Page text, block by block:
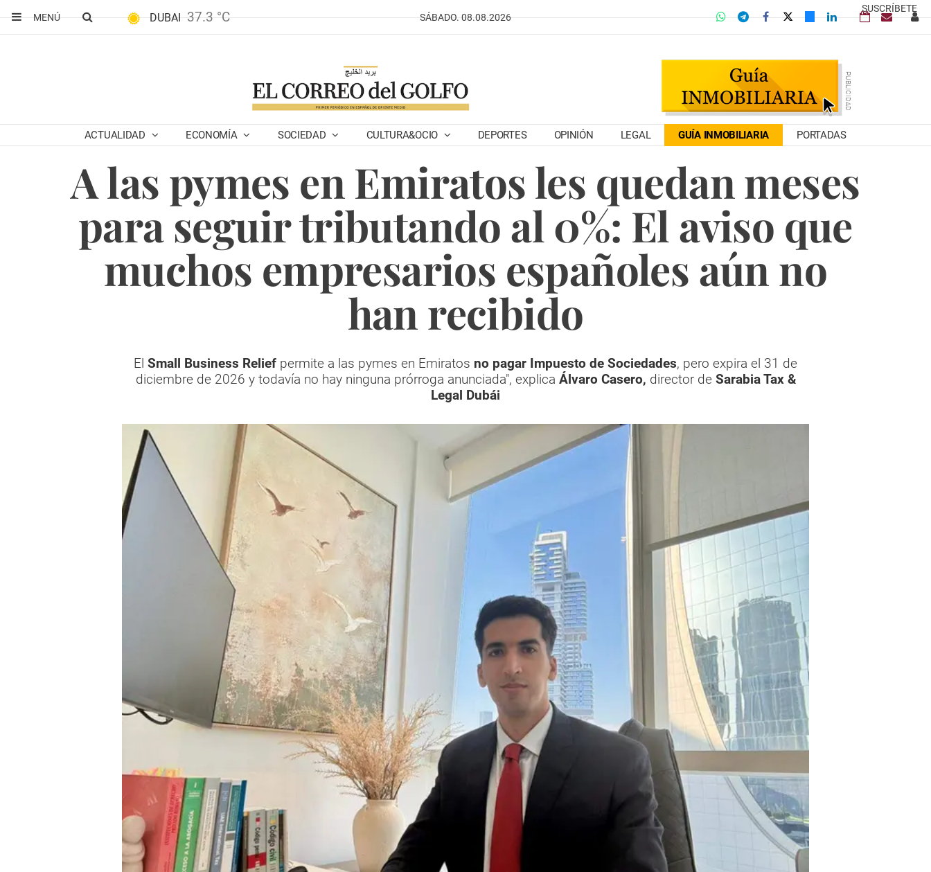
SUSCRÍBETE
MENÚ
DUBAI 37.3 °C SÁBADO. 08.08.2026
ACTUALIDAD ECONOMÍA SOCIEDAD CULTURA&OCIO DEPORTES OPINIÓN LEGAL GUÍA INMOBILIARIA PORTADAS
A las pymes en Emiratos les quedan meses
para seguir tributando al 0%: El aviso que
muchos empresarios españoles aún no
han recibido
El Small Business Relief permite a las pymes en Emiratos no pagar Impuesto de Sociedades, pero expira el 31 de
diciembre de 2026 y todavía no hay ninguna prórroga anunciada", explica Álvaro Casero, director de Sarabia Tax &
Legal Dubái